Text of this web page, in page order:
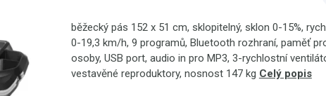
běžecký pás 152 x 51 cm, sklopitelný, sklon 0-15%,
0-19,3 km/h, 9 programů, Bluetooth rozhraní, paměť
osoby, USB port, audio in pro MP3, 3-rychlostní
vestavěné reproduktory, nosnost 147 kg Celý popis